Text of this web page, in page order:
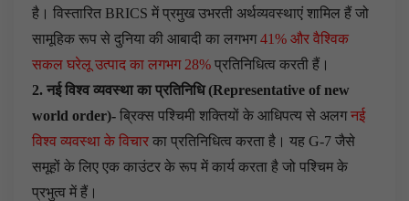
है। विस्तारित BRICS में प्रमुख उभरती अर्थव्यवस्थाएं शामिल हैं जो
सामूहिक रूप से दुनिया की आबादी का लगभग41% और वैश्विक
सकल घरेलू उत्पाद का लगभग 28% प्रतिनिधित्व करती हैं।
2. नई विश्व व्यवस्था का प्रतिनिधि (Representative of new
world order)- ब्रिक्स पश्चिमी शक्तियों के आधिपत्य से अलगनई
विश्व व्यवस्था के विचार का प्रतिनिधित्व करता है। यह G-7 जैसे
समूहों के लिए एक काउंटर के रूप में कार्य करता है जो पश्चिम के
प्रभुत्व में हैं।